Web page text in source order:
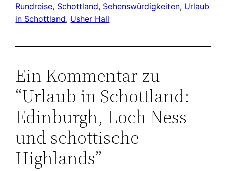
Rundreise, Schottland, Sehenswürdigkeiten, Urlaub
in Schottland, Usher Hall
Ein Kommentar zu
“Urlaub in Schottland:
Edinburgh, Loch Ness
und schottische
Highlands”